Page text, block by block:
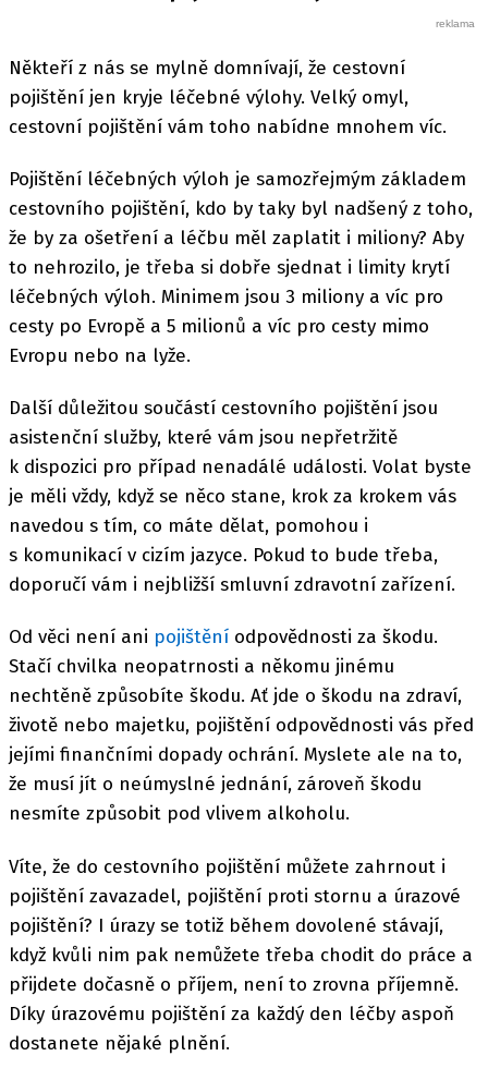
Někteří z nás se mylně domnívají, že cestovní
pojištění jen kryje léčebné výlohy. Velký omyl,
cestovní pojištění vám toho nabídne mnohem víc.
Pojištění léčebných výloh je samozřejmým základem
cestovního pojištění, kdo by taky byl nadšený z toho,
že by za ošetření a léčbu měl zaplatit i miliony? Aby
to nehrozilo, je třeba si dobře sjednat i limity krytí
léčebných výloh. Minimem jsou 3 miliony a víc pro
cesty po Evropě a 5 milionů a víc pro cesty mimo
Evropu nebo na lyže.
Další důležitou součástí cestovního pojištění jsou
asistenční služby, které vám jsou nepřetržitě
k dispozici pro případ nenadálé události. Volat byste
je měli vždy, když se něco stane, krok za krokem vás
navedou s tím, co máte dělat, pomohou i
s komunikací v cizím jazyce. Pokud to bude třeba,
doporučí vám i nejbližší smluvní zdravotní zařízení.
Od věci není ani pojištění odpovědnosti za škodu.
Stačí chvilka neopatrnosti a někomu jinému
nechtěně způsobíte škodu. Ať jde o škodu na zdraví,
životě nebo majetku, pojištění odpovědnosti vás před
jejími finančními dopady ochrání. Myslete ale na to,
že musí jít o neúmyslné jednání, zároveň škodu
nesmíte způsobit pod vlivem alkoholu.
Víte, že do cestovního pojištění můžete zahrnout i
pojištění zavazadel, pojištění proti stornu a úrazové
pojištění? I úrazy se totiž během dovolené stávají,
když kvůli nim pak nemůžete třeba chodit do práce a
přijdete dočasně o příjem, není to zrovna příjemně.
Díky úrazovému pojištění za každý den léčby aspoň
dostanete nějaké plnění.